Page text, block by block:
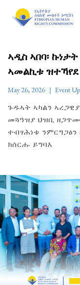
ኣዲስ ኣበባ፡
ኣመልኪቱ
May 26, 2026 Event
ጉዱኣት ኣካልን
መጓዓዝያ ህዝቢ
ተብፃሕነቱ
ክሰርሑ ይግባእ